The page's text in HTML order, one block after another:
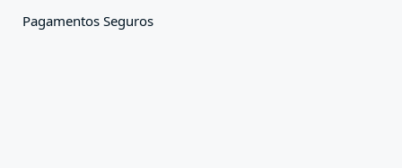
Pagamentos Seguros